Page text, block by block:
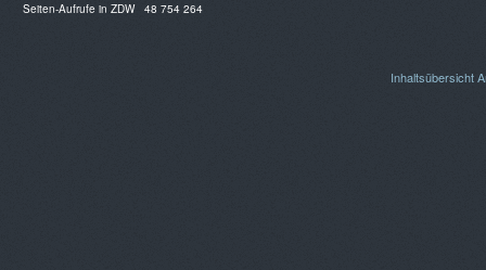
Seiten-Aufrufe in ZDW 48 754 264
Inhaltsübersicht